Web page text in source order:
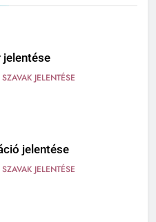
jelentése
JELENTÉSE
jelentése
JELENTÉSE